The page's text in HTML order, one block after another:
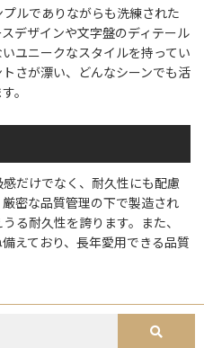
ルでありながらも洗練された
デザインや文字盤のディテール
ユニークなスタイルを持ってい
さが漂い、どんなシーンでも活
。
だけでなく、耐久性にも配慮
密な品質管理の下で製造され
る耐久性を誇ります。また、
えており、長年愛用できる品質